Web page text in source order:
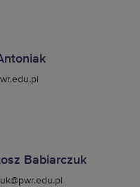
Babiarczuk